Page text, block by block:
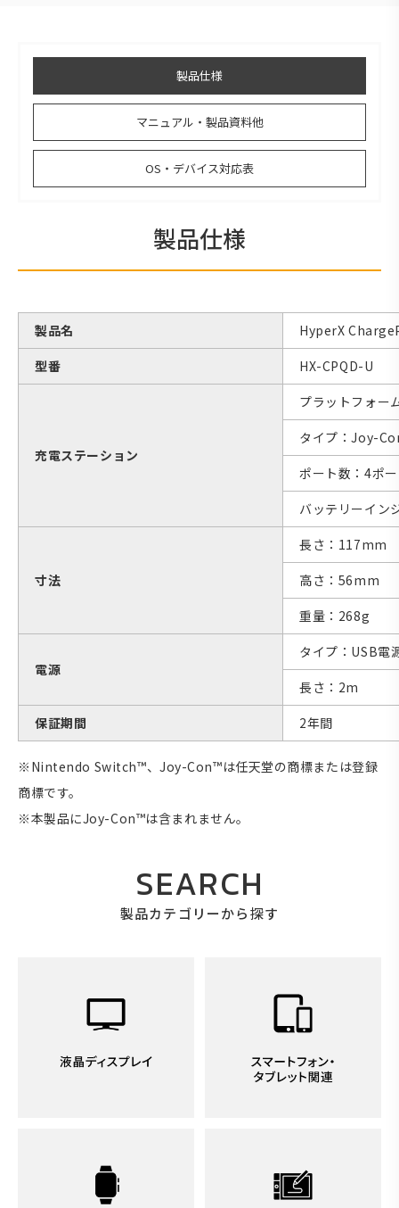
製品仕様
マニュアル・製品資料他
OS・デバイス対応表
製品仕様
製品名
HyperX
型番
HX-CPQD-U
充電ステーション
プラットフォ
タイプ：Joy-
ポート数：4ポ
バッテリーイン
寸法
長さ：117mm
高さ：56mm
重量：268g
電源
タイプ：USB電
長さ：2m
保証期間
2年間
※Nintendo Switch™、Joy-Con™は任天堂の商標または登録
商標です。
※本製品にJoy-Con™は含まれません。
SEARCH
製品カテゴリーから探す